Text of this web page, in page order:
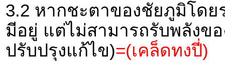
3.2 หากชะตาของชัยภูมิโดย
มีอยู่ แต่ไม่สามารถรับพลังข
ปรับปรุงแก้ไข)=(เคล็ดทงปี่)